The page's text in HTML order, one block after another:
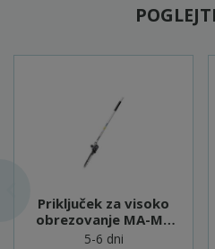
Priključek za visoko
obrezovanje MA-MS
25 - 601727850 (MA
5-6 dni